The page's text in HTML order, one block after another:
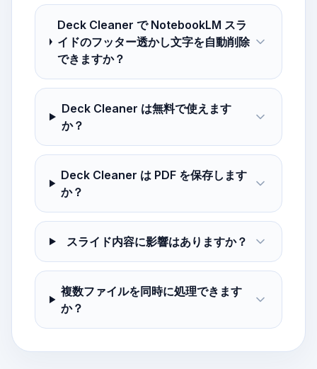
Deck Cleaner で NotebookLM スラ
イドのフッター透かし文字を自動削除
できますか？
Deck Cleaner は無料で使えます
か？
Deck Cleaner は PDF を保存します
か？
スライド内容に影響はありますか？
複数ファイルを同時に処理できます
か？